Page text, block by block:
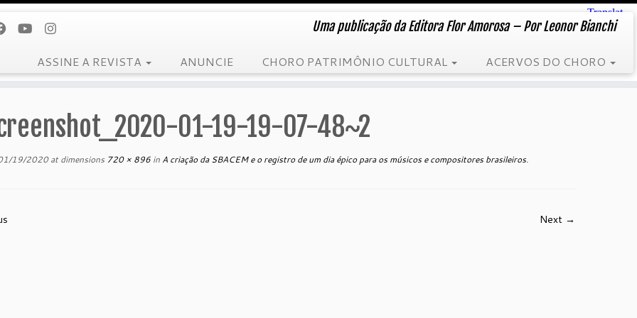
Uma publicação da Editora Flor Amorosa – Por Leonor Bianchi
ASSINE A REVISTA ANUNCIE CHORO PATRIMÔNIO CULTURAL ACERVOS DO CHORO
01-19-19-07-48~2
19/2020at dimensions 720 × 896 in A criação da SBACEM e o registro de um dia épico para os músicos e compositores brasileiros.
Next →